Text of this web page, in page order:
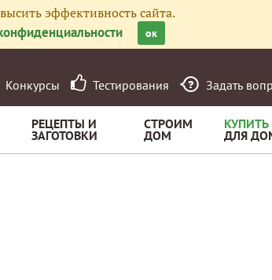
эффективность сайта.
ок
Конкурсы Тестирования Задать
РЕЦЕПТЫ И
ЗАГОТОВКИ
СТРОИМ
ДОМ ДЛЯ